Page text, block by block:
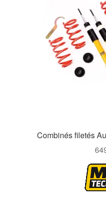
Combinés filetés